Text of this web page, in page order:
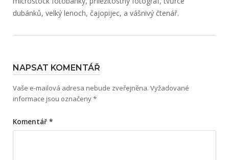
dubánků, velký lenoch, čajopijec, a vášnivý čtenář.
NAPSAT KOMENTÁŘ
Vaše e-mailová adresa nebude zveřejněna. Vyžadované
informace jsou označeny*
Komentář *